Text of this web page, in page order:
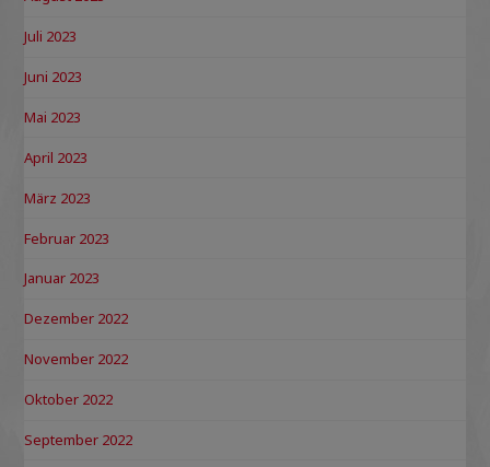
Juli 2023
Juni 2023
Mai 2023
April 2023
März 2023
Februar 2023
Januar 2023
Dezember 2022
November 2022
Oktober 2022
September 2022